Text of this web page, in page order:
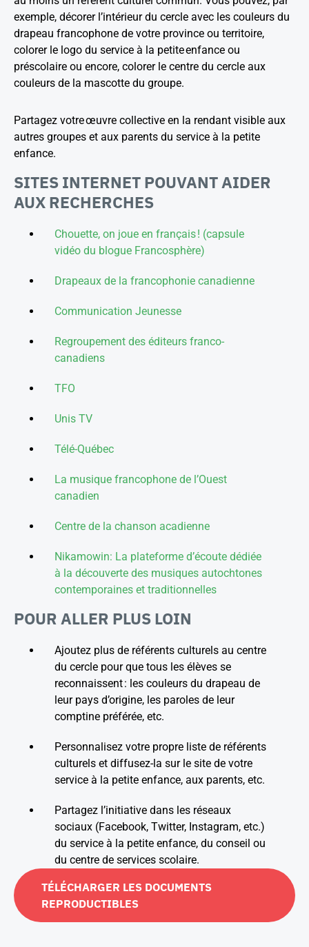
exemple, décorer l’intérieur du cercle avec les couleurs du
drapeau francophone de votre province ou territoire,
colorer le logo du service à la petite enfance ou
préscolaire ou encore, colorer le centre du cercle aux
couleurs de la mascotte du groupe.
Partagez votre œuvre collective en la rendant visible aux
autres groupes et aux parents du service à la petite
enfance.
SITES INTERNET POUVANT AIDER
AUX RECHERCHES
Chouette, on joue en français ! (capsule
vidéo du blogue Francosphère)
Drapeaux de la francophonie canadienne
Communication Jeunesse
Regroupement des éditeurs franco-
canadiens
TFO
Unis TV
Télé-Québec
La musique francophone de l’Ouest
canadien
Centre de la chanson acadienne
Nikamowin: La plateforme d’écoute dédiée
à la découverte des musiques autochtones
contemporaines et traditionnelles
POUR ALLER PLUS LOIN
Ajoutez plus de référents culturels au centre
du cercle pour que tous les élèves se
reconnaissent : les couleurs du drapeau de
leur pays d’origine, les paroles de leur
comptine préférée, etc.
Personnalisez votre propre liste de référents
culturels et diffusez-la sur le site de votre
service à la petite enfance, aux parents, etc.
Partagez l’initiative dans les réseaux
sociaux (Facebook, Twitter, Instagram, etc.)
du service à la petite enfance, du conseil ou
du centre de services scolaire.
TÉLÉCHARGER LES DOCUMENTS
REPRODUCTIBLES